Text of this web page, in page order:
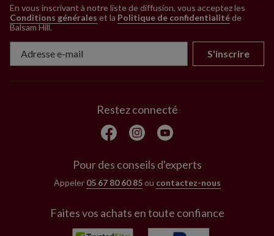
En vous inscrivant à notre liste de diffusion, vous acceptez les
Conditions générales et la Politique de confidentialitéde
Balsam Hill.
S'inscrire
Restez connecté
Pour des conseils d'experts
Appeler 05 67 80 60 85ou contactez-nous
Faites vos achats en toute confiance